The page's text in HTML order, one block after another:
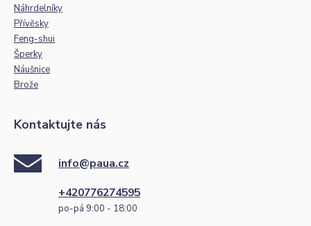
Náhrdelníky
Přívěsky
Feng-shui
Šperky
Náušnice
Brože
Kontaktujte nás
info@paua.cz
+420776274595
po-pá 9:00 - 18:00